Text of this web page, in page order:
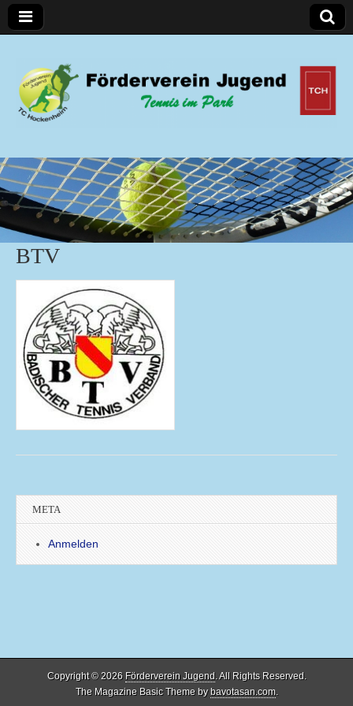
Förderverein Jugend
BTV
META
Anmelden
Copyright © 2026 Förderverein Jugend. All Rights Reserved.
The Magazine Basic Theme bybavotasan.com.